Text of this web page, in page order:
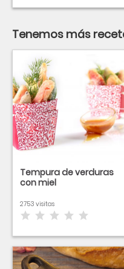
Tenemos más
Tempura de verduras
con miel
2753 visitas